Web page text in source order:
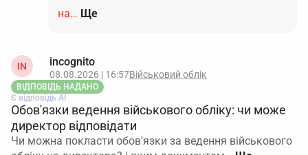
на… Ще
IN incognito
08.08.2026 | 16:57Військовий облік
ВІДПОВІДЬ НАДАНО
Є відповідь АІ
Обов'язки ведення військового обліку: чи може
директор відповідати
Чи можна покласти обов'язки за ведення військового